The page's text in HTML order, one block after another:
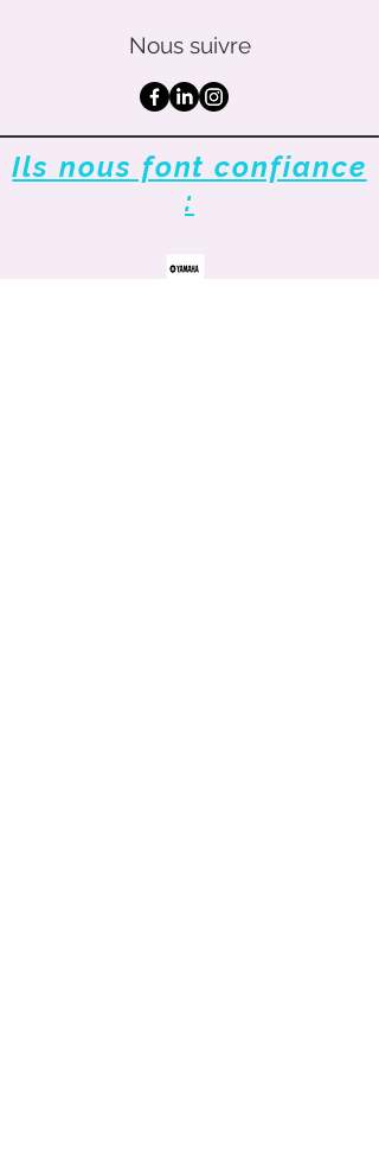
Nous suivre
Ils nous font confiance
: